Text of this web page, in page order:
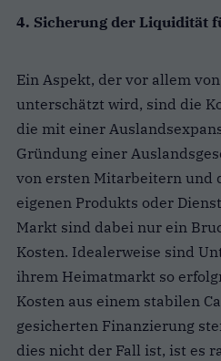
4. Sicherung der Liquidität
Ein Aspekt, der vor allem
unterschätzt wird, sind die
die mit einer
Gründung einer
von ersten Mitarbeitern und
eigenen Produkts oder
Markt sind dabei nur ein
Kosten. Idealerweise sind
ihrem Heimatmarkt so
Kosten aus einem stabilen
gesicherten Finanzierung
dies nicht der Fall ist, ist es